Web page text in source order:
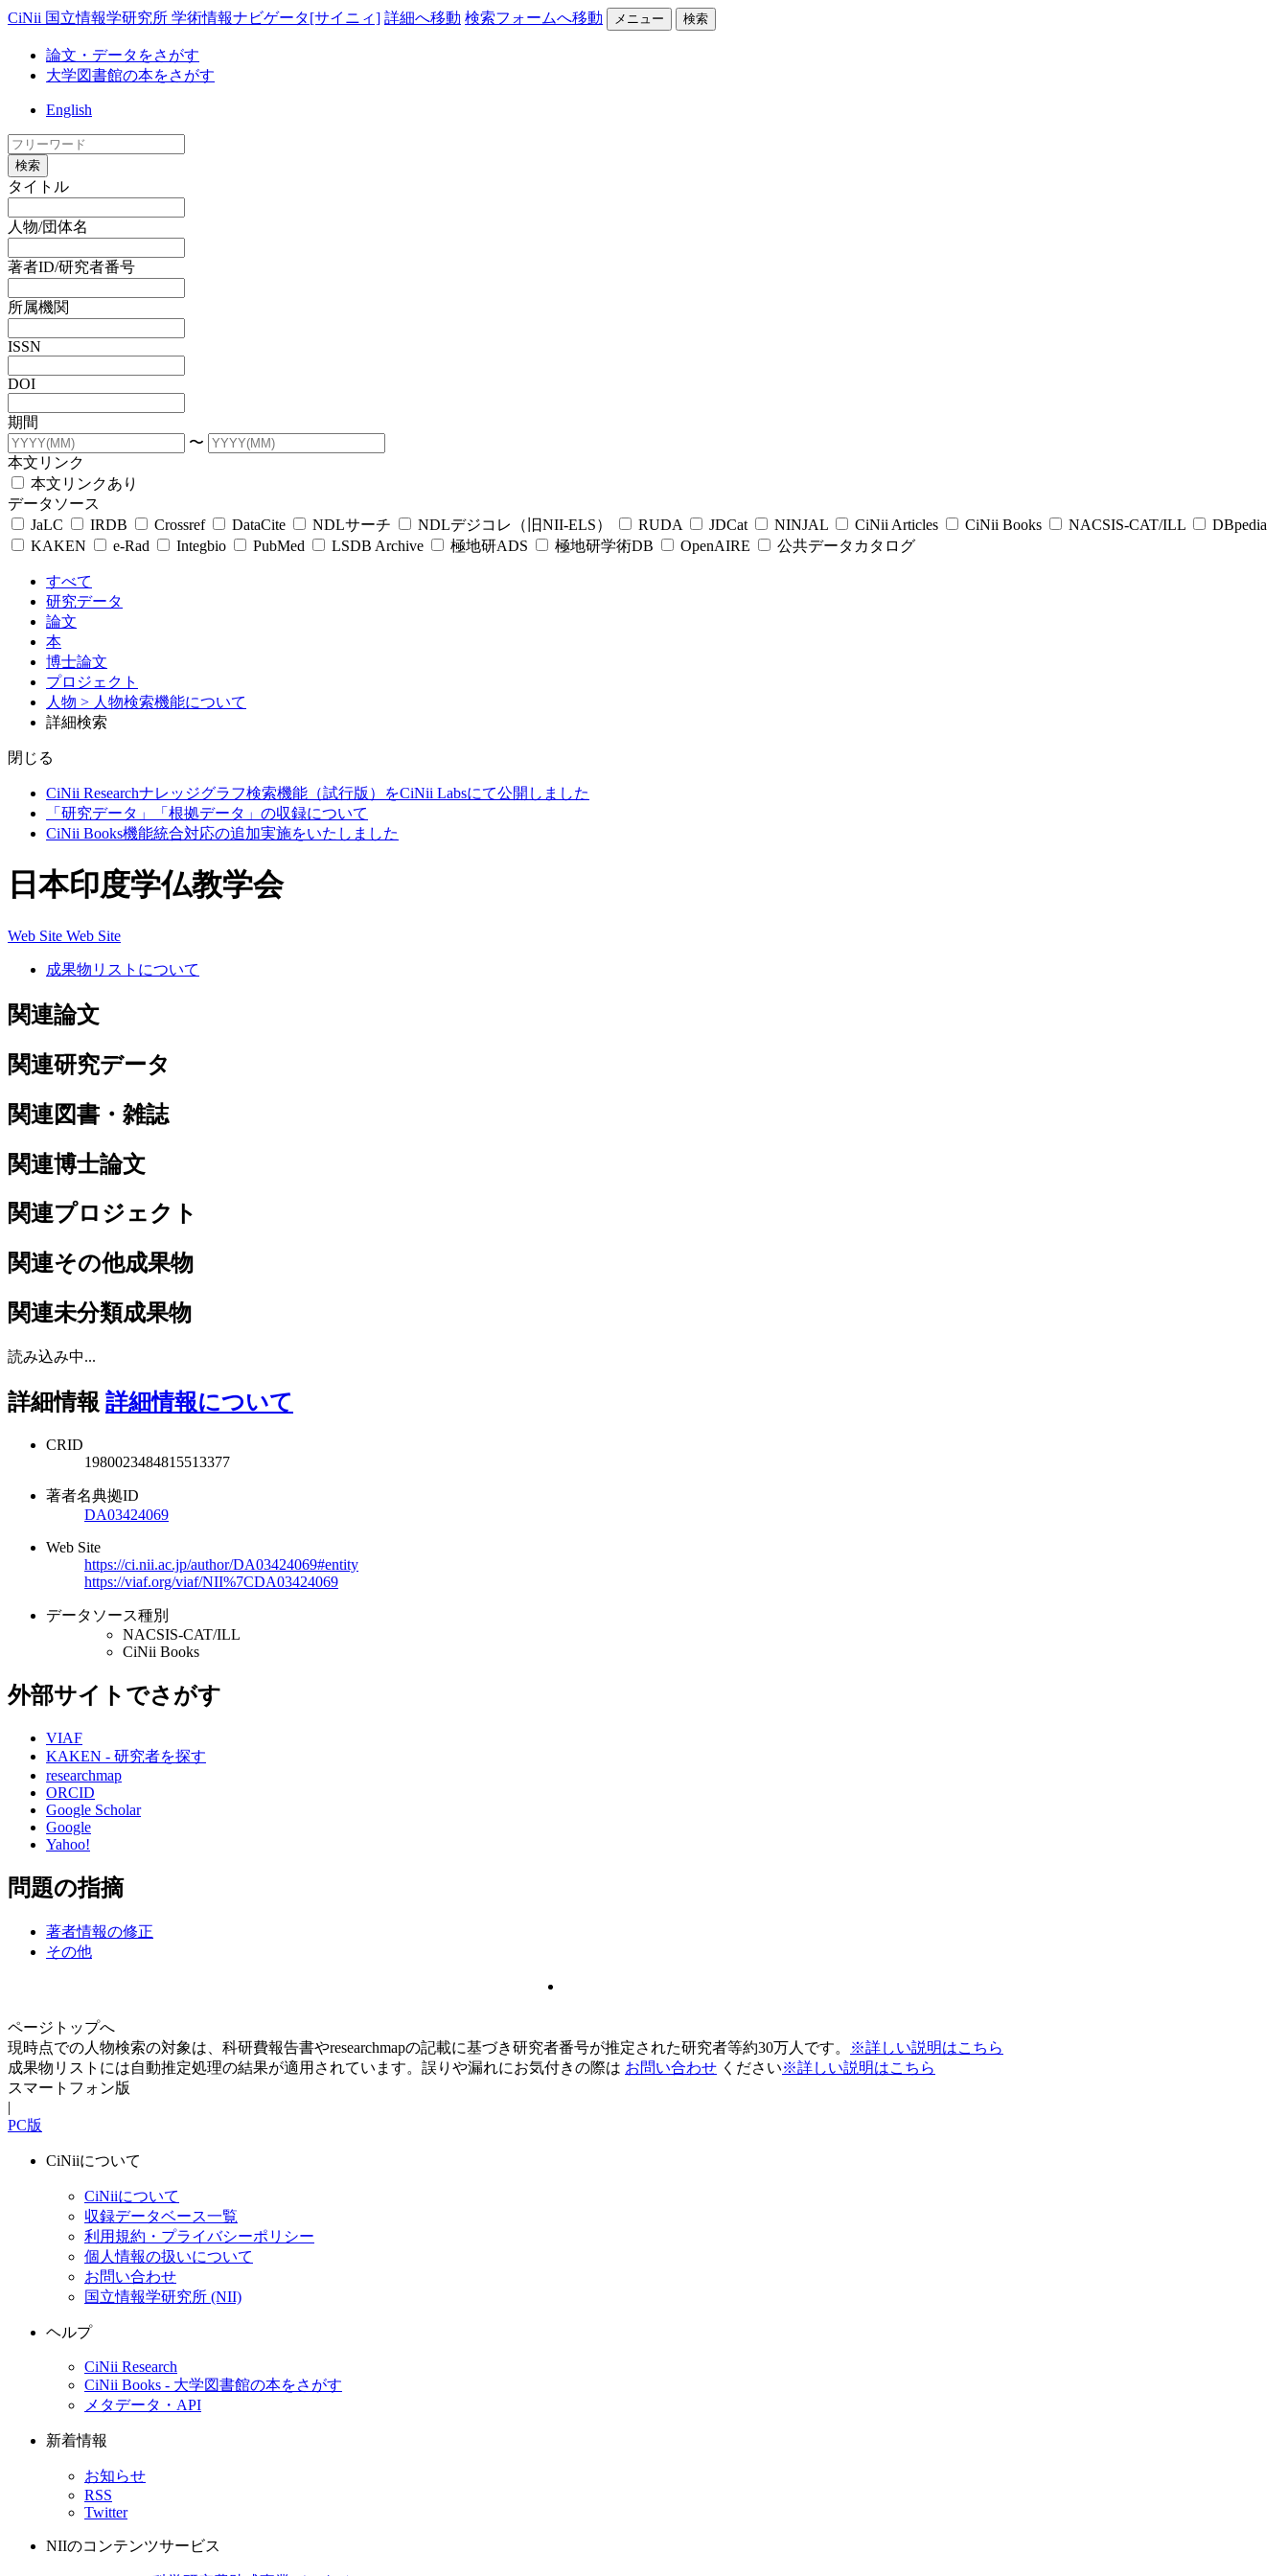
CiNii 国立情報学研究所 学術情報ナビゲータ[サイニィ] 詳細へ移動 検索フォームへ移動 メニュー 検索
論文・データをさがす
大学図書館の本をさがす
English
検索
タイトル
人物/団体名
著者ID/研究者番号
所属機関
ISSN
DOI
期間
〜
本文リンク
本文リンクあり
データソース
JaLC
IRDB Crossref DataCite NDLサーチ NDLデジコレ（旧NII-ELS） RUDA JDCat NINJAL CiNii Articles CiNii Books NACSIS-CAT/ILL
DBpedia
KAKEN
e-Rad Integbio PubMed LSDB Archive 極地研ADS 極地研学術DB OpenAIRE 公共データカタログ
すべて
研究データ
論文
本
博士論文
プロジェクト
人物 > 人物検索機能について
詳細検索
閉じる
CiNii Researchナレッジグラフ検索機能（試行版）をCiNii Labsにて公開しました
「研究データ」「根拠データ」の収録について
CiNii Books機能統合対応の追加実施をいたしました
日本印度学仏教学会
Web Site Web Site
成果物リストについて
関連論文
関連研究データ
関連図書・雑誌
関連博士論文
関連プロジェクト
関連その他成果物
関連未分類成果物
読み込み中...
詳細情報 詳細情報について
CRID
1980023484815513377
著者名典拠ID
DA03424069
Web Site
https://ci.nii.ac.jp/author/DA03424069#entity
https://viaf.org/viaf/NII%7CDA03424069
データソース種別
NACSIS-CAT/ILL
CiNii Books
外部サイトでさがす
VIAF
KAKEN - 研究者を探す
researchmap
ORCID
Google Scholar
Google
Yahoo!
問題の指摘
著者情報の修正
その他
ページトップへ
現時点での人物検索の対象は、科研費報告書やresearchmapの記載に基づき研究者番号が推定された研究者等約30万人です。
※詳しい説明はこちら
成果物リストには自動推定処理の結果が適用されています。誤りや漏れにお気付きの際は お問い合わせ ください※詳しい説明はこちら
スマートフォン版
|
PC版
CiNiiについて
CiNiiについて
収録データベース一覧
利用規約・プライバシーポリシー
個人情報の扱いについて
お問い合わせ
国立情報学研究所 (NII)
ヘルプ
CiNii Research
CiNii Books - 大学図書館の本をさがす
メタデータ・API
新着情報
お知らせ
RSS
Twitter
NIIのコンテンツサービス